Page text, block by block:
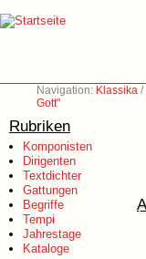
Navigation: Klassika /
Gott"
Rubriken
Komponisten
Dirigenten
Textdichter
Gattungen
Begriffe
Tempi
Jahrestage
Kataloge